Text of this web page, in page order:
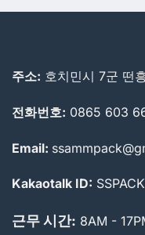
주소: 호치민시 7군 떤
전화번호: 0865 603
Email:
Kakaotalk ID:
근무 시간: 8AM -